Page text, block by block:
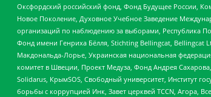
Оксфордский российский фонд, Фонд Будущее России,
Новое Поколение, Духовное Учебное Заведение
организаций по наблюдению за выборами, Республика
Фонд имени Генриха Бёлля, Stichting Bellingcat, Bellingcat
Макдональда-Лорье, Украинская национальная
комитет в Швеции, Проект Медуза, Фонд Андрея
Solidarus, КрымSOS, Свободный университет, Институт
борьбы с коррупцией Инк, Завет церквей TCCN, Агора,